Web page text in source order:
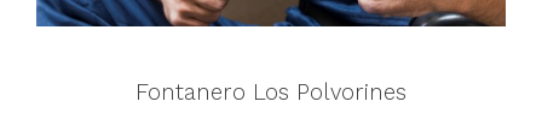
Fontanero Los Polvorines